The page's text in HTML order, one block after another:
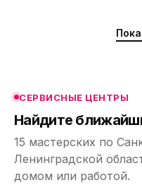
СЕРВИСНЫЕ ЦЕНТРЫ
Найдите
15 мастерских по
Ленинградской
домом или работой.
ю